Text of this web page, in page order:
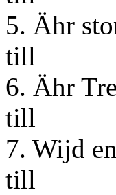
5. Ähr
6. Ähr
7. Wijd